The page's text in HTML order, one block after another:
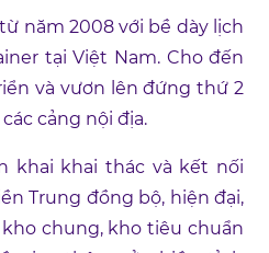
năm 2008 với bề dày lịch
tại Việt Nam. Cho đến
và vươn lên đứng thứ 2
cảng nội địa.
khai khai thác và kết nối
Trung đồng bộ, hiện đại,
chung, kho tiêu chuẩn